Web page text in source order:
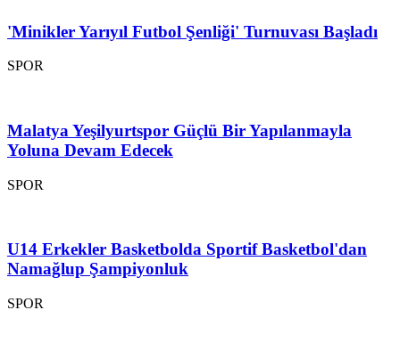
'Minikler Yarıyıl Futbol Şenliği' Turnuvası Başladı
SPOR
Malatya Yeşilyurtspor Güçlü Bir Yapılanmayla
Yoluna Devam Edecek
SPOR
U14 Erkekler Basketbolda Sportif Basketbol'dan
Namağlup Şampiyonluk
SPOR